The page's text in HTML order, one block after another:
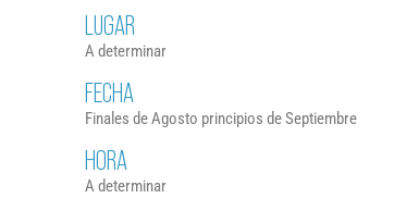
LUGAR
A determinar
FECHA
Finales de Agosto principios de Septiembre
HORA
A determinar